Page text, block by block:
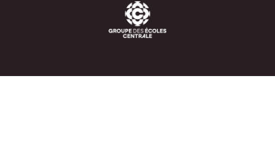
Image